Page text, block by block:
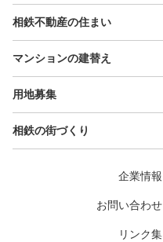
相鉄不動産の住まい
マンションの建替え
用地募集
相鉄の街づくり
企業情報
お問い合わせ
リンク集